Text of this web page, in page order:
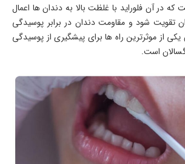
که در آن فلوراید با غلظت بالا به دندان ها اعمال
تقویت شود و مقاومت دندان در برابر پوسیدگی
از موثرترین راه ها برای پیشگیری از پوسیدگی
است.